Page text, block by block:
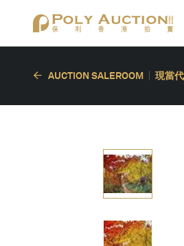
AUCTION SALEROOM 現當